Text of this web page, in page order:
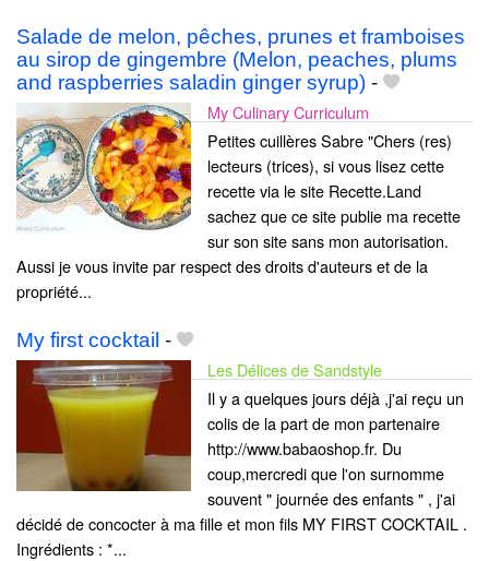
Salade de melon, pêches, prunes et framboises
au sirop de gingembre (Melon, peaches, plums
and raspberries saladin ginger syrup) -
My Culinary Curriculum
Petites cuillères Sabre "Chers (res)
lecteurs (trices), si vous lisez cette
recette via le site Recette.Land
sachez que ce site publie ma recette
sur son site sans mon autorisation.
Aussi je vous invite par respect des droits d'auteurs et de la
propriété...
My first cocktail -
Les Délices de Sandstyle
Il y a quelques jours déjà ,j'ai reçu un
colis de la part de mon partenaire
http://www.babaoshop.fr. Du
coup,mercredi que l'on surnomme
souvent " journée des enfants " , j'ai
décidé de concocter à ma fille et mon fils MY FIRST COCKTAIL .
Ingrédients : *...